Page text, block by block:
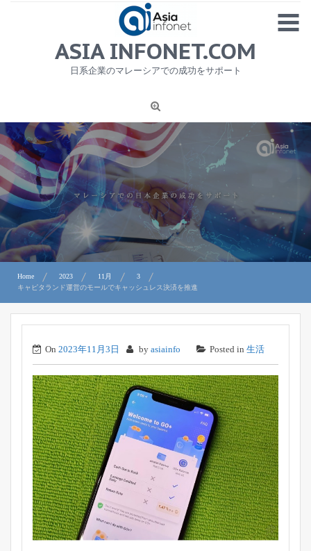
MENU
1
ニュース
労務サービス
プライバシーポリシー及び著作権について
お問合せ
ASIA INFONET.COM
日系企業のマレーシアでの成功をサポート
Home 2023 11月
3
キャピタランド運営のモールでキャッシュレス決済を推進
On 2023年11月3日 by asiainfo Posted in 生活